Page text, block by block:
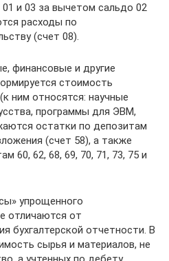
и 03 за вычетом сальдо 02
расходы по
(счет 08).
финансовые и другие
стоимость
ним относятся: научные
программы для ЭВМ,
остатки по депозитам
(счет 58), а также
60, 62, 68, 69, 70, 71, 73, 75 и
упрощенного
отличаются от
бухгалтерской отчетности. В
сырья и материалов, не